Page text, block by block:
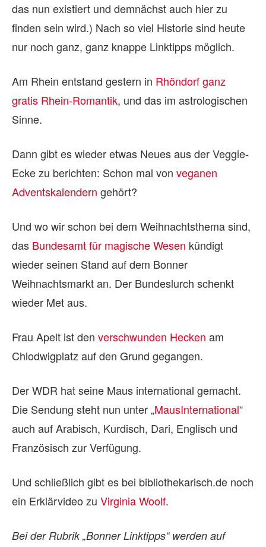
das nun existiert und demnächst auch hier zu
finden sein wird.) Nach so viel Historie sind heute
nur noch ganz, ganz knappe Linktipps möglich.
Am Rhein entstand gestern in Rhöndorf ganz
gratis Rhein-Romantik, und das im astrologischen
Sinne.
Dann gibt es wieder etwas Neues aus der Veggie-
Ecke zu berichten: Schon mal von veganen
Adventskalendern gehört?
Und wo wir schon bei dem Weihnachtsthema sind,
das Bundesamt für magische Wesen kündigt
wieder seinen Stand auf dem Bonner
Weihnachtsmarkt an. Der Bundeslurch schenkt
wieder Met aus.
Frau Apelt ist den verschwunden Hecken am
Chlodwigplatz auf den Grund gegangen.
Der WDR hat seine Maus international gemacht.
Die Sendung steht nun unter „MausInternational“
auch auf Arabisch, Kurdisch, Dari, Englisch und
Französisch zur Verfügung.
Und schließlich gibt es bei bibliothekarisch.de noch
ein Erklärvideo zu Virginia Woolf.
Bei der Rubrik „Bonner Linktipps“ werden auf